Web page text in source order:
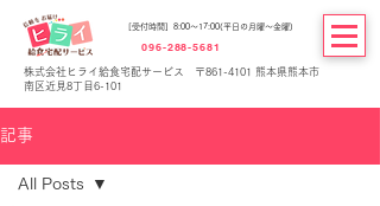
[受付時間] 8:00～17:00(平日の月曜～金曜)
096-288-5681
株式会社ヒライ給食宅配サービス 〒861-4101 熊本県熊本市
南区近見8丁目6-101
記事
All Posts